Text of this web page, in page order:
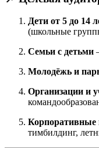
Дети от 5 до 14
(школьные
Семьи с детьми
Молодёжь и
Организации и
Корпоративные
тимбилдинг,